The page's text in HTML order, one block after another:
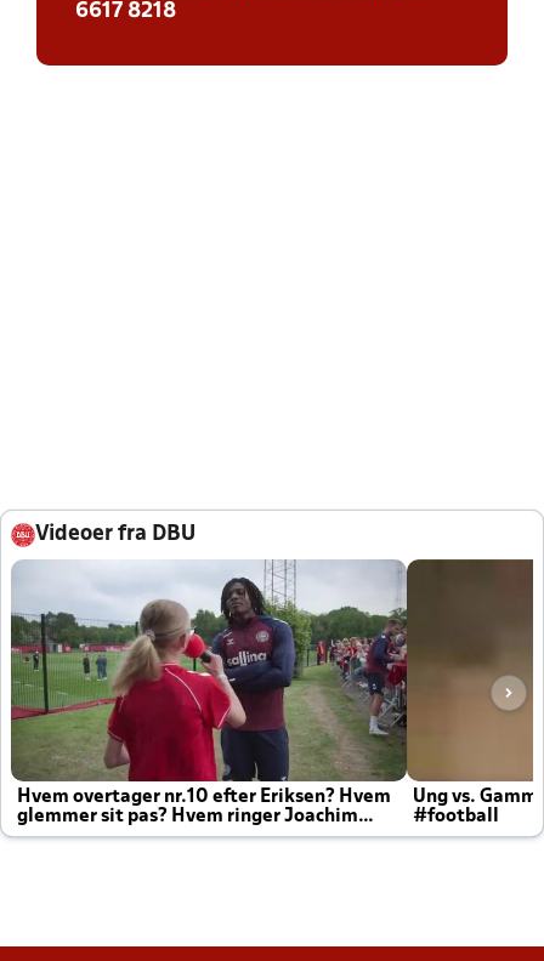
6617 8218
Videoer fra DBU
Hvem overtager nr.10 efter Eriksen? Hvem
glemmer sit pas? Hvem ringer Joachim
altid til efter kampe?
Ung vs.
#football